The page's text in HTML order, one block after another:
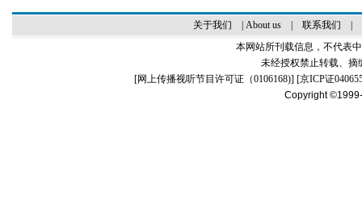
关于我们 About us| 联系我们
本网站所刊载信息，不代表
未经授权禁止转载、摘
[网上传播视听节目许可证（0106168)] [京ICP证
Copyright